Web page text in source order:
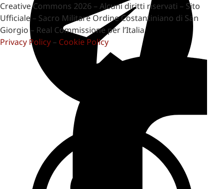
Creative Commons 2026 – Alcuni diritti riservati – Sito
Ufficiale – Sacro Militare Ordine Costantiniano di San
Giorgio – Real Commissione per l’Italia
Privacy Policy – Cookie Policy